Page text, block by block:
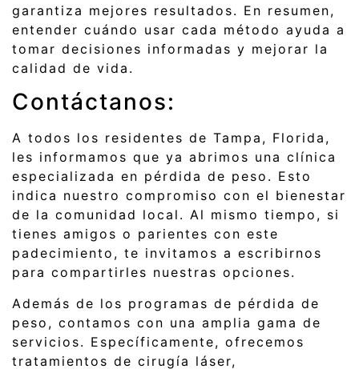
garantiza mejores resultados. En resumen,
entender cuándo usar cada método ayuda a
tomar decisiones informadas y mejorar la
calidad de vida.
Contáctanos:
A todos los residentes de Tampa, Florida,
les informamos que ya abrimos una clínica
especializada en pérdida de peso. Esto
indica nuestro compromiso con el bienestar
de la comunidad local. Al mismo tiempo, si
tienes amigos o parientes con este
padecimiento, te invitamos a escribirnos
para compartirles nuestras opciones.
Además de los programas de pérdida de
peso, contamos con una amplia gama de
servicios. Específicamente, ofrecemos
tratamientos de cirugía láser,